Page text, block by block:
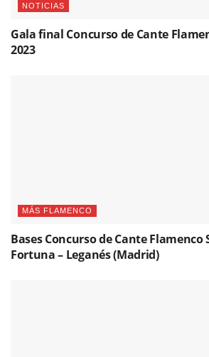
NOTICIAS
Gala final Concurso de Cante
2023
MÁS FLAMENCO
Bases Concurso de Cante Flamenco
Fortuna – Leganés (Madrid)